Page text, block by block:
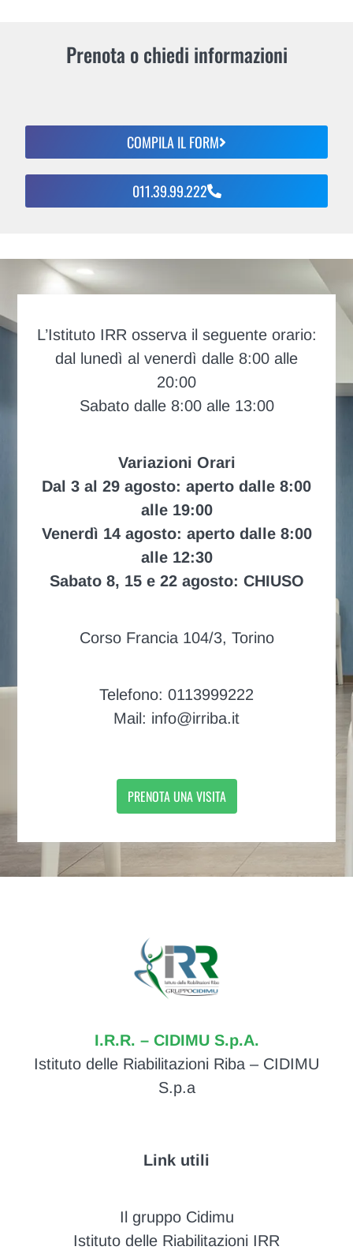
Prenota o chiedi informazioni
COMPILA IL FORM
011.39.99.222
L’Istituto IRR osserva il seguente orario:
dal lunedì al venerdì dalle 8:00 alle
20:00
Sabato dalle 8:00 alle 13:00
Variazioni Orari
Dal 3 al 29 agosto: aperto dalle 8:00
alle 19:00
Venerdì 14 agosto: aperto dalle 8:00
alle 12:30
Sabato 8, 15 e 22 agosto: CHIUSO
Corso Francia 104/3, Torino
Telefono: 0113999222
Mail: info@irriba.it
PRENOTA UNA VISITA
I.R.R. – CIDIMU S.p.A.
Istituto delle Riabilitazioni Riba – CIDIMU
S.p.a
Link utili
Il gruppo Cidimu
Istituto delle Riabilitazioni IRR